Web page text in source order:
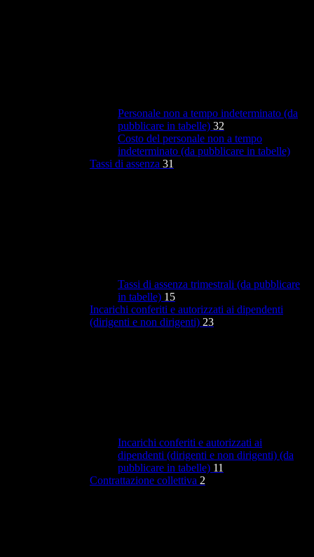
Personale non a tempo indeterminato (da
pubblicare in tabelle) 32
Costo del personale non a tempo
indeterminato (da pubblicare in tabelle)
Tassi di assenza 31
Tassi di assenza trimestrali (da pubblicare
in tabelle) 15
Incarichi conferiti e autorizzati ai dipendenti
(dirigenti e non dirigenti) 23
Incarichi conferiti e autorizzati ai
dipendenti (dirigenti e non dirigenti) (da
pubblicare in tabelle) 11
Contrattazione collettiva 2